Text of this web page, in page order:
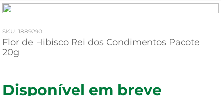
: 1889290
Flor de Hibisco Rei dos Condimentos Pacote
20g
Disponível em breve